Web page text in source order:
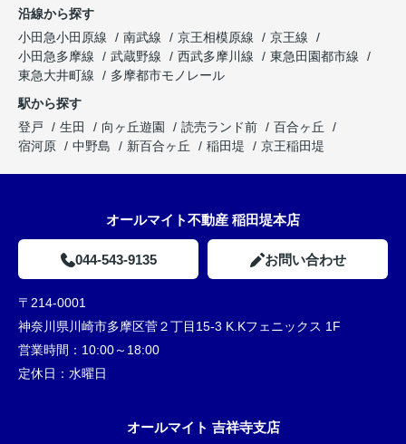
沿線から探す
小田急小田原線
南武線 京王相模原線
京王線
小田急多摩線
武蔵野線 西武多摩川線
東急田園都市線
東急大井町線
多摩都市モノレール
駅から探す
登戸
生田 向ヶ丘遊園 読売ランド前
百合ヶ丘
宿河原
中野島 新百合ヶ丘 稲田堤 京王稲田堤
オールマイト不動産 稲田堤本店
044-543-9135 お問い合わせ
〒214-0001
神奈川県川崎市多摩区菅２丁目15-3 K.Kフェニックス 1F
営業時間： 10:00～18:00
定休日： 水曜日
オールマイト 吉祥寺支店